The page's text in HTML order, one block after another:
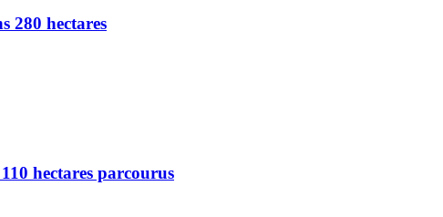
280 hectares
hectares parcourus